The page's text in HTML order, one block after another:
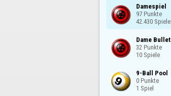
Damespiel
97 Punkte
42.430 Spiele
Dame Bullet
32 Punkte
10 Spiele
9-Ball Pool
0 Punkte
1 Spiel